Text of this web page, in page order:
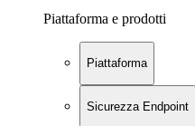
Piattaforma e prodotti
Piattaforma
Sicurezza Endpoint